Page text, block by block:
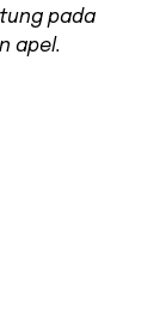
pada
apel.